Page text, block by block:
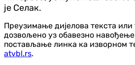
је Селак.
Преузимање дијелова текста или
дозвољено уз обавезно
постављање линка ка изворном
atvbl.rs.